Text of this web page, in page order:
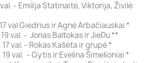
- Emilija Statinaitė, Viktorija, Živilė
val Giedrius ir Agnė Arbačiauskai *
val. - Jonas Baltokas ir JieDu **
val. - Rokas Kašėta ir grupė *
val. - Gytis ir Evelina Šimelioniai *